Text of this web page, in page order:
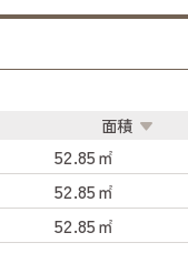
面積
52.85㎡
52.85㎡
52.85㎡